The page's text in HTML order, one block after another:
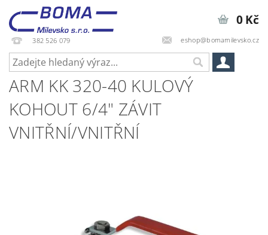
382 526 079 eshop@bomamilevsko.cz
0 Kč
ARM KK 320-40 KULOVÝ
KOHOUT 6/4" ZÁVIT
VNITŘNÍ/VNITŘNÍ